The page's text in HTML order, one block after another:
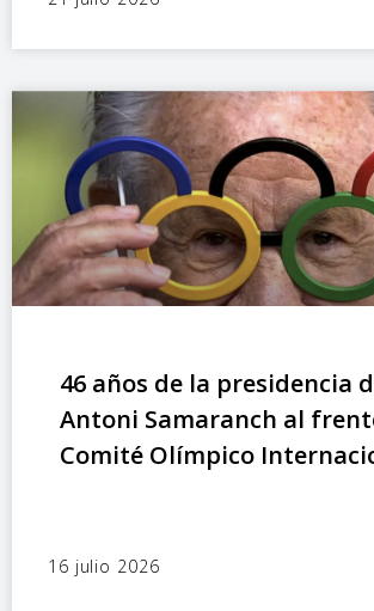
46 años de la presidencia
Antoni Samaranch al
Comité Olímpico
16 julio 2026